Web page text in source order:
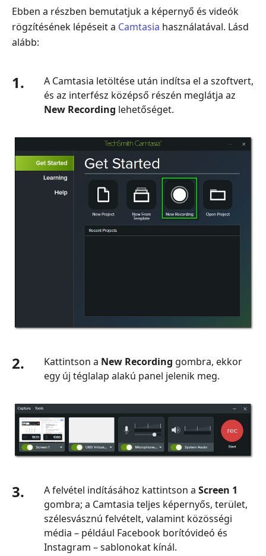
Ebben a részben bemutatjuk a képernyő és videók
rögzítésének lépéseit a Camtasia használatával. Lásd
alább:
1.
A Camtasia letöltése után indítsa el a szoftvert,
és az interfész középső részén meglátja az
New Recording lehetőséget.
2. Kattintson a New Recording gombra, ekkor
egy új téglalap alakú panel jelenik meg.
3. A felvétel indításához kattintson a Screen 1
gombra; a Camtasia teljes képernyős, terület,
szélesvásznú felvételt, valamint közösségi
média – például Facebook borítóvideó és
Instagram – sablonokat kínál.